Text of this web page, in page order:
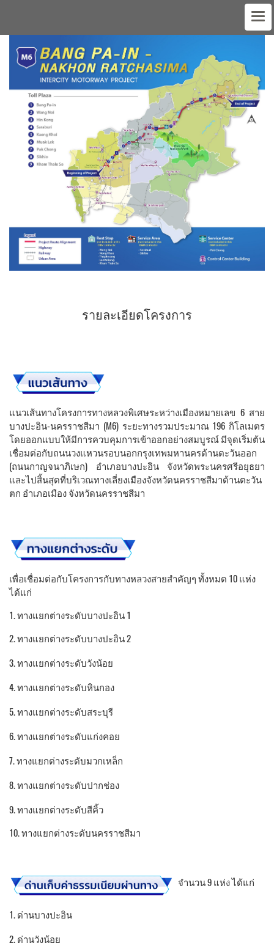
รายละเอียดโครงการ
แนวเส้นทางโครงการทางหลวงพิเศษระหว่างเมืองหมายเลข 6 สาย
บางปะอิน-นครราชสีมา (M6) ระยะทางรวมประมาณ 196 กิโลเมตร
โดยออกแบบให้มีการควบคุมการเข้าออกอย่างสมบูรณ์ มีจุดเริ่มต้น
เชื่อมต่อกับถนนวงแหวนรอบนอกกรุงเทพมหานครด้านตะวันออก
(ถนนกาญจนาภิเษก) อำเภอบางปะอิน จังหวัดพระนครศรีอยุธยา
และไปสิ้นสุดที่บริเวณทางเลี่ยงเมืองจังหวัดนครราชสีมาด้านตะวัน
ตก อำเภอเมือง จังหวัดนครราชสีมา
เพื่อเชื่อมต่อกับโครงการกับทางหลวงสายสําคัญๆ ทั้งหมด 10 แห่ง
ได้แก่
1. ทางแยกต่างระดับบางปะอิน 1
2. ทางแยกต่างระดับบางปะอิน 2
3. ทางแยกต่างระดับวังน้อย
4. ทางแยกต่างระดับหินกอง
5. ทางแยกต่างระดับสระบุรี
6. ทางแยกต่างระดับแก่งคอย
7. ทางแยกต่างระดับมวกเหล็ก
8. ทางแยกต่างระดับปากช่อง
9. ทางแยกต่างระดับสีคิ้ว
10. ทางแยกต่างระดับนครราชสีมา
จำนวน 9 แห่ง ได้แก่
1. ด่านบางปะอิน
2. ด่านวังน้อย